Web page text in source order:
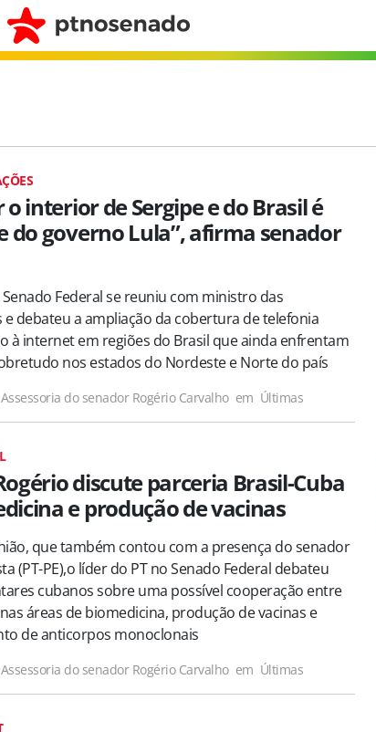
o interior de Sergipe e do Brasil é
do governo Lula”, afirma senador
Federal se reuniu com ministro das
e debateu a ampliação da cobertura de telefonia
à internet em regiões do Brasil que ainda enfrentam
nos estados do Nordeste e Norte do país
Assessoria do senador Rogério Carvalho em Últimas
discute parceria Brasil-Cuba
e produção de vacinas
que também contou com a presença do senador
(PT-PE),o líder do PT no Senado Federal debateu
cubanos sobre uma possível cooperação entre
áreas de biomedicina, produção de vacinas e
de anticorpos monoclonais
Assessoria do senador Rogério Carvalho em Últimas